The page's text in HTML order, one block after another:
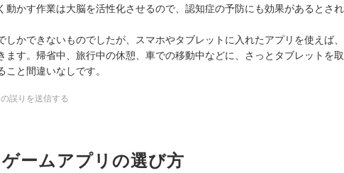
動かす作業は大脳を活性化させるので、認知症の予防にも効果があるとされ
しかできないものでしたが、スマホやタブレットに入れたアプリを使えば
ます。帰省中、旅行中の休憩、車での移動中などに、さっとタブレットを
こと間違いなしです。
誤りを送信する
ームアプリの選び方